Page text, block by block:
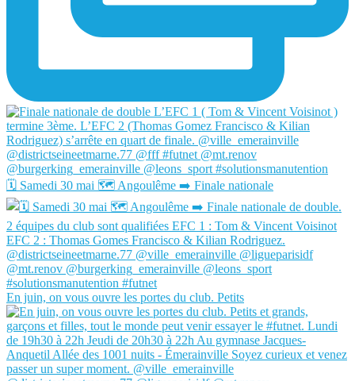
🗓️ Samedi 30 mai 🗺️ Angoulême ➡️ Finale nationale
En juin, on vous ouvre les portes du club. Petits